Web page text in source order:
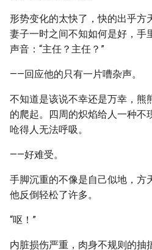
形势变化的太快了，快的出乎方
妻子一时之间不知如何是好，手
声音：“主任？主任？”
——回应他的只有一片嘈杂声。
不知道是该说不幸还是万幸，熊
的爬起。四周的炽焰给人一种不
呛得人无法呼吸。
——好难受。
手脚沉重的不像是自己似地，方
他反倒轻松了许多。
“呕！”
内脏损伤严重，肉身不规则的抽